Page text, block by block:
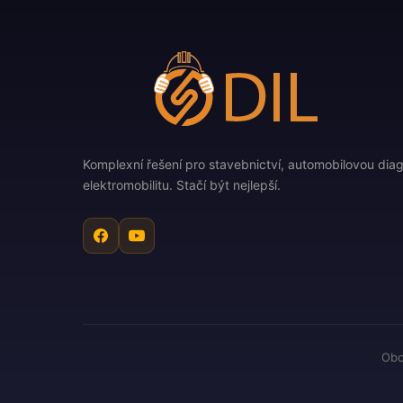
Komplexní řešení pro stavebnictví, automobilovou
elektromobilitu. Stačí být nejlepší.